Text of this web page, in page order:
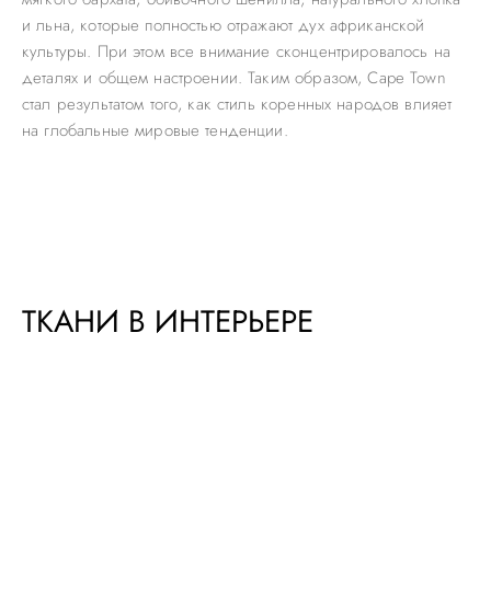
и льна, которые полностью отражают дух африканской
культуры. При этом все внимание сконцентрировалось на
деталях и общем настроении. Таким образом, Cape Town
стал результатом того, как стиль коренных народов влияет
на глобальные мировые тенденции.
ТКАНИ В ИНТЕРЬЕРЕ